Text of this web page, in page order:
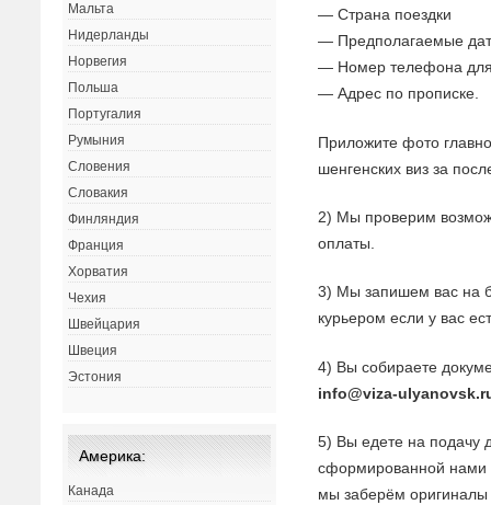
— Страна поездки
— Предполагаемые
— Номер телефона для
— Адрес по прописке.
Приложите фото
шенгенских виз за
2) Мы проверим
оплаты.
3) Мы запишем вас на
курьером если у вас
4) Вы собираете
info@viza-
5) Вы едете на подачу
сформированной нами
мы заберём оригиналы
Мальта
Нидерланды
Норвегия
Польша
Португалия
Румыния
Словения
Словакия
Финляндия
Франция
Хорватия
Чехия
Швейцария
Швеция
Эстония
Америка:
Канада